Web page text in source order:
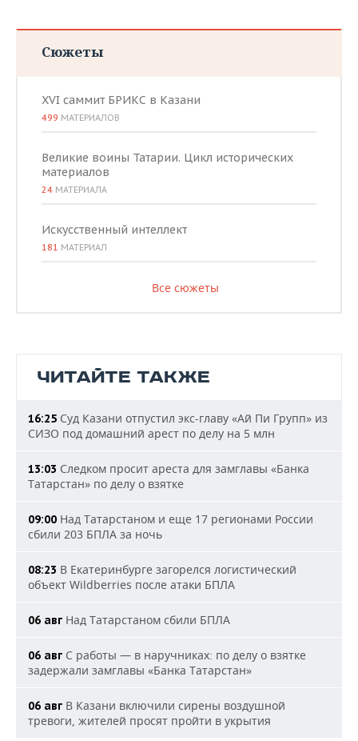
Сюжеты
XVI саммит БРИКС в Казани
499 МАТЕРИАЛОВ
Великие воины Татарии. Цикл исторических
материалов
24 МАТЕРИАЛА
Искусственный интеллект
181 МАТЕРИАЛ
Все сюжеты
ЧИТАЙТЕ ТАКЖЕ
16:25 Суд Казани отпустил экс-главу «Ай Пи Групп» из
СИЗО под домашний арест по делу на 5 млн
13:03 Следком просит ареста для замглавы «Банка
Татарстан» по делу о взятке
09:00 Над Татарстаном и еще 17 регионами России
сбили 203 БПЛА за ночь
08:23 В Екатеринбурге загорелся логистический
объект Wildberries после атаки БПЛА
06 авг Над Татарстаном сбили БПЛА
06 авг С работы — в наручниках: по делу о взятке
задержали замглавы «Банка Татарстан»
06 авг В Казани включили сирены воздушной
тревоги, жителей просят пройти в укрытия